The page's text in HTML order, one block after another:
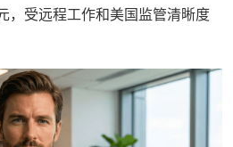
受远程工作和美国监管清晰度